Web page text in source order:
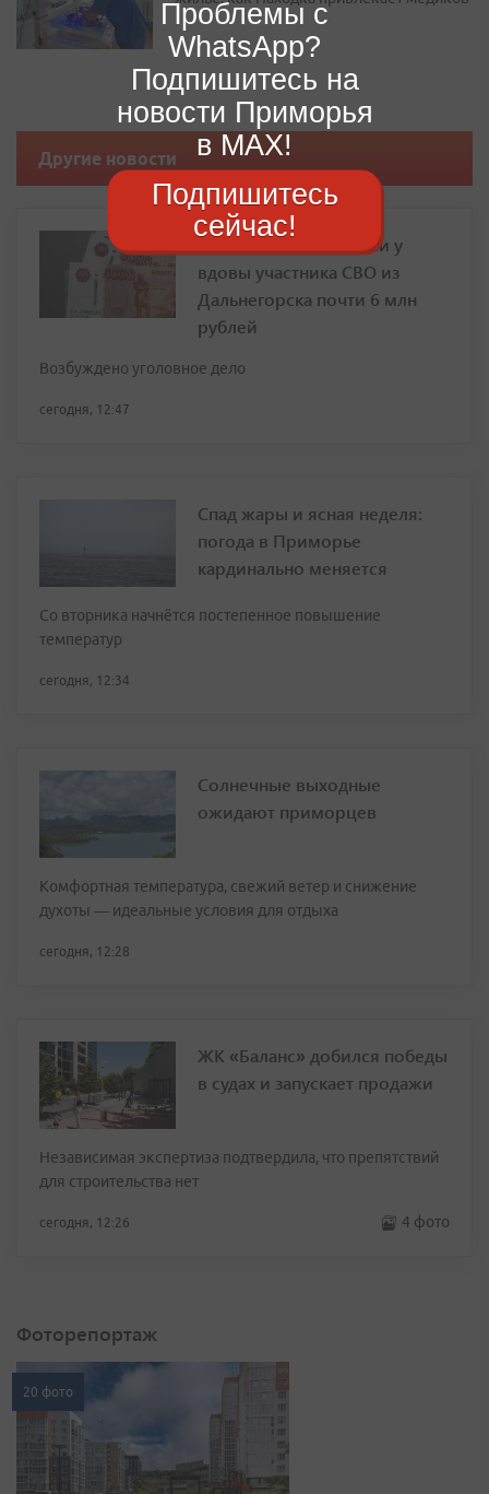
Другие новости
Мошенники выманили у
вдовы участника СВО из
Дальнегорска почти 6 млн
рублей
Возбуждено уголовное дело
сегодня, 12:47
Спад жары и ясная неделя:
погода в Приморье
кардинально меняется
Со вторника начнётся постепенное повышение
температур
сегодня, 12:34
Солнечные выходные
ожидают приморцев
Комфортная температура, свежий ветер и снижение
духоты — идеальные условия для отдыха
сегодня, 12:28
ЖК «Баланс» добился победы
в судах и запускает продажи
Независимая экспертиза подтвердила, что препятствий
для строительства нет
сегодня, 12:26 4 фото
Фоторепортаж
20 фото
Проблемы с
WhatsApp?
Подпишитесь на
новости Приморья
в MAX!
Подпишитесь
сейчас!